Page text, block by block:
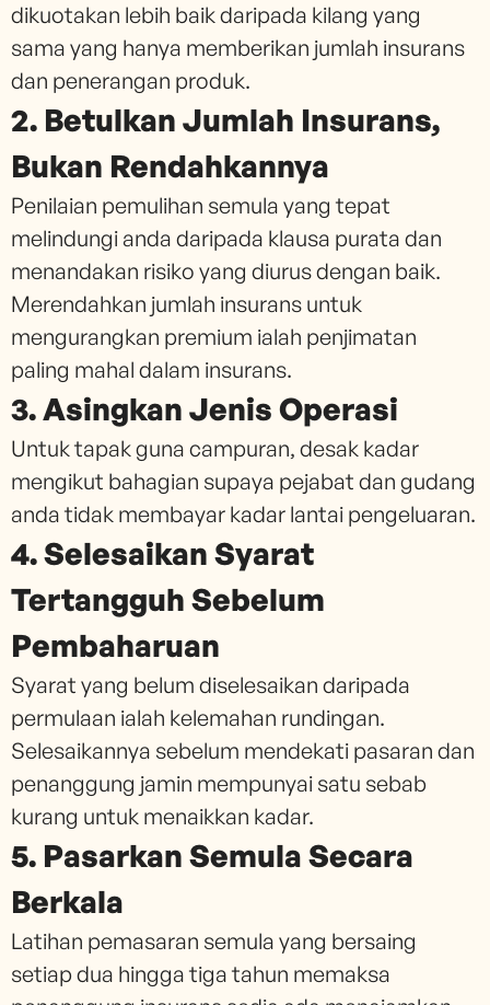
dikuotakan lebih baik daripada kilang yang
sama yang hanya memberikan jumlah insurans
dan penerangan produk.
2. Betulkan Jumlah Insurans,
Bukan Rendahkannya
Penilaian pemulihan semula yang tepat
melindungi anda daripada klausa purata dan
menandakan risiko yang diurus dengan baik.
Merendahkan jumlah insurans untuk
mengurangkan premium ialah penjimatan
paling mahal dalam insurans.
3. Asingkan Jenis Operasi
Untuk tapak guna campuran, desak kadar
mengikut bahagian supaya pejabat dan gudang
anda tidak membayar kadar lantai pengeluaran.
4. Selesaikan Syarat
Tertangguh Sebelum
Pembaharuan
Syarat yang belum diselesaikan daripada
permulaan ialah kelemahan rundingan.
Selesaikannya sebelum mendekati pasaran dan
penanggung jamin mempunyai satu sebab
kurang untuk menaikkan kadar.
5. Pasarkan Semula Secara
Berkala
Latihan pemasaran semula yang bersaing
setiap dua hingga tiga tahun memaksa